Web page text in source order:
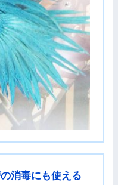
消毒にも使える